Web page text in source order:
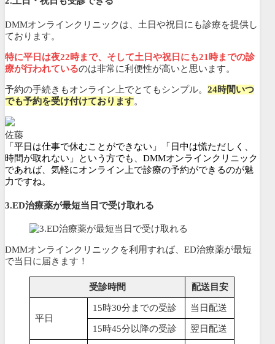
DMMオンラインクリニックは、土日や祝日にも診療を提供し
ております。
特に平日は夜22時まで、そして土日や祝日にも21時までの診
療が行われているのは非常に利便性が高いと思います。
予約の手続きもオンライン上でとてもシンプル。 24時間いつ
でも予約を受け付けております。
佐藤
「平日は仕事で休むことができない」「日中は慌ただしく、
時間が取れない」という方でも、DMMオンラインクリニック
であれば、気軽にオンライン上で診療の予約ができるのが魅
力ですね。
3.ED治療薬が最短当日で受け取れる
DMMオンラインクリニックを利用すれば、ED治療薬が最短
で当日に届きます！
受診時間 配送目安
平日
15時30分までの受診 当日配送
15時45分以降の受診 翌日配送